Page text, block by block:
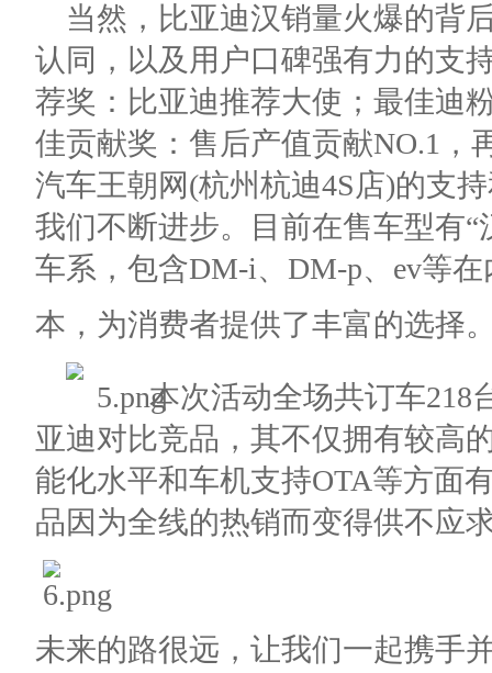
当然，比亚迪汉销量火爆的背
认同，以及用户口碑强有力的支
荐奖：比亚迪推荐大使；最佳迪
佳贡献奖：售后产值贡献NO.1，
汽车王朝网(杭州杭迪4S店)的支
我们不断进步。目前在售车型有
车系，包含DM-i、DM-p、ev等
本，为消费者提供了丰富的选择
本次活动全场共订车218
亚迪对比竞品，其不仅拥有较高
能化水平和车机支持OTA等方面
品因为全线的热销而变得供不应
未来的路很远，让我们一起携手